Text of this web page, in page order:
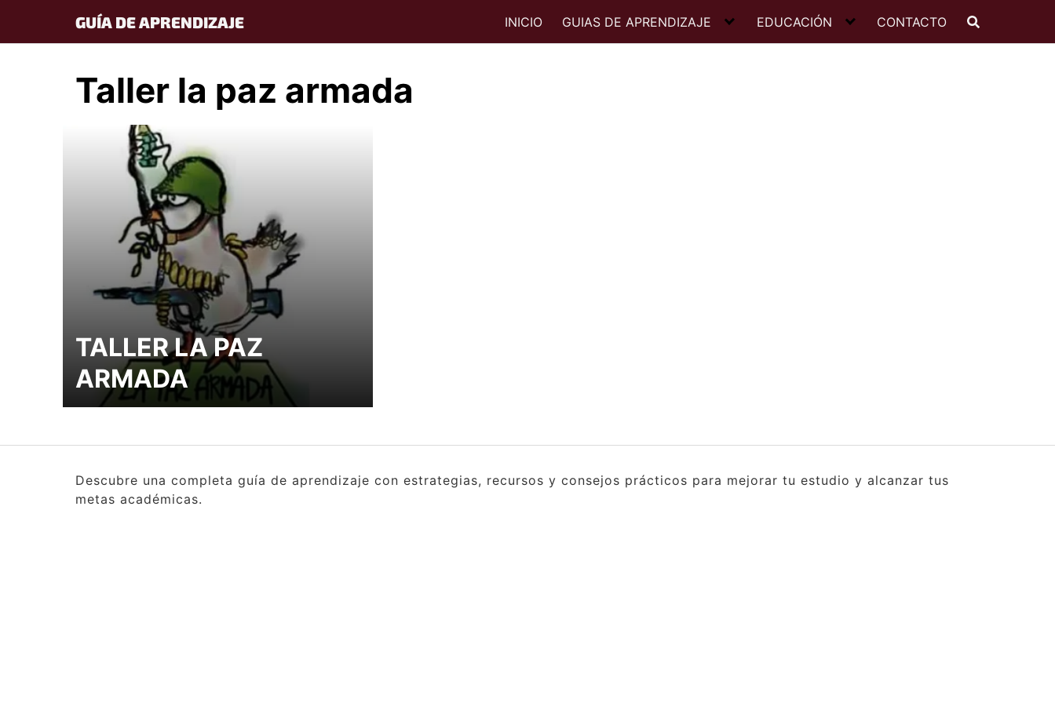
content
GUÍA DE APRENDIZAJE INICIO GUIAS DE APRENDIZAJE EDUCACIÓN CONTACTO
Taller la paz armada
TALLER LA PAZ
ARMADA
Descubre una completa guía de aprendizaje con estrategias, recursos y consejos prácticos para mejorar tu estudio y alcanzar tus
metas académicas.